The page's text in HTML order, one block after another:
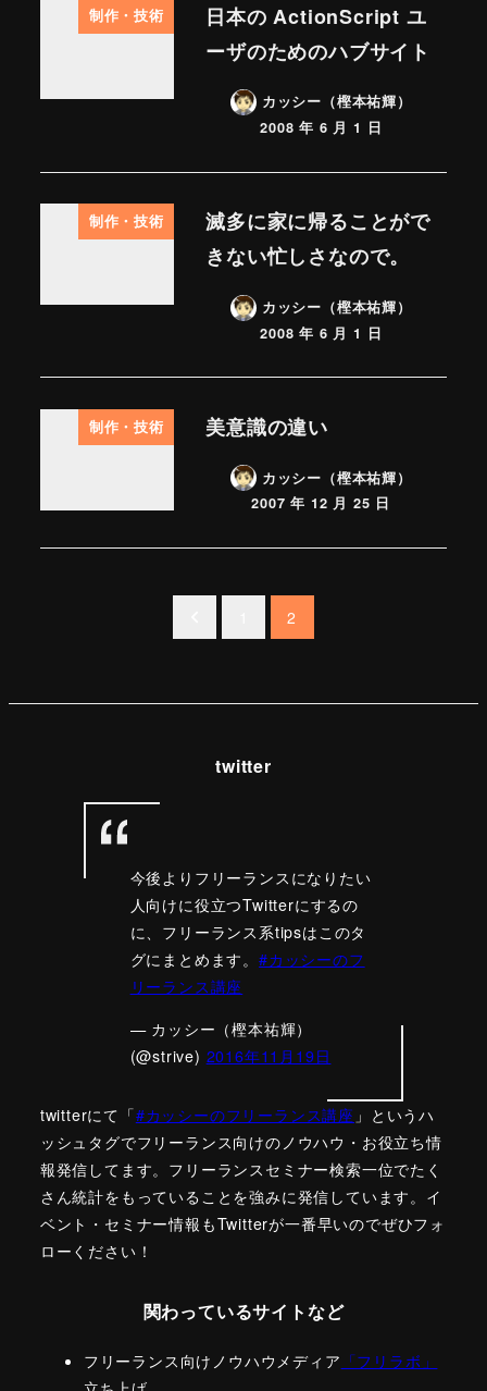
制作・技術
日本の ActionScript ユ
ーザのためのハブサイト
カッシー（樫本祐輝）
2008 年 6 月 1 日
制作・技術
滅多に家に帰ることがで
きない忙しさなので。
カッシー（樫本祐輝）
2008 年 6 月 1 日
制作・技術 美意識の違い
カッシー（樫本祐輝）
2007 年 12 月 25 日
ナ
2
twitter
今後よりフリーランスになりたい
人向けに役立つTwitterにするの
に、フリーランス系tipsはこのタ
グにまとめます。#カッシーのフ
リーランス講座
— カッシー（樫本祐輝）
(@strive) 2016年11月19日
twitterにて「#カッシーのフリーランス講座 」というハ
ッシュタグでフリーランス向けのノウハウ・お役立ち情
報発信してます。フリーランスセミナー検索一位でたく
さん統計をもっていることを強みに発信しています。イ
ベント・セミナー情報もTwitterが一番早いのでぜひフォ
ローください！
関わっているサイトなど
フリーランス向けノウハウメディア 「フリラボ」